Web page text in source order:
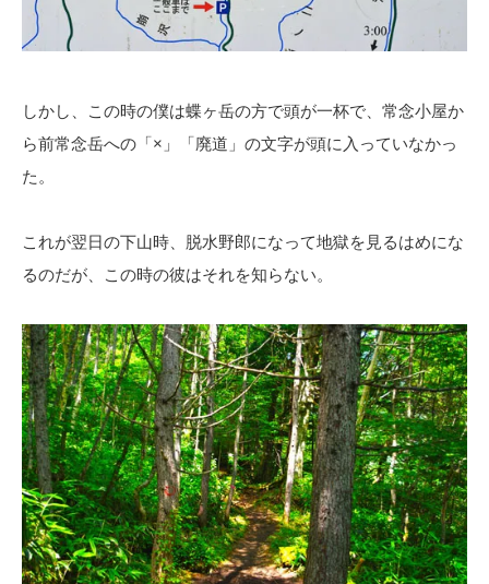
しかし、この時の僕は蝶ヶ岳の方で頭が一杯で、常念小屋か
ら前常念岳への「×」「廃道」の文字が頭に入っていなかっ
た。
これが翌日の下山時、脱水野郎になって地獄を見るはめにな
るのだが、この時の彼はそれを知らない。